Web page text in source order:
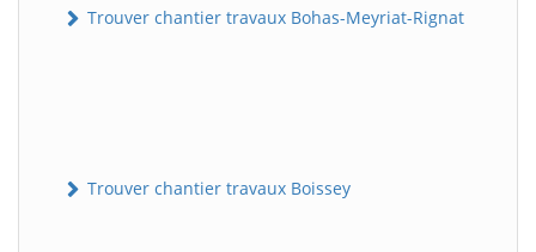
Trouver chantier travaux Bohas-Meyriat-Rignat
Trouver chantier travaux Boissey